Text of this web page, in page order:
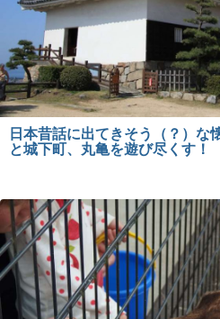
日本昔話に出てきそう（？）
と城下町、丸亀を遊び尽くす！